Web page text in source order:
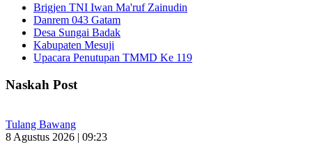
Brigjen TNI Iwan Ma'ruf Zainudin
Danrem 043 Gatam
Desa Sungai Badak
Kabupaten Mesuji
Upacara Penutupan TMMD Ke 119
Naskah Post
Tulang Bawang
8 Agustus 2026 | 09:23